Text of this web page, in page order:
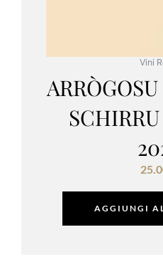
Vini
AGGIUNGI